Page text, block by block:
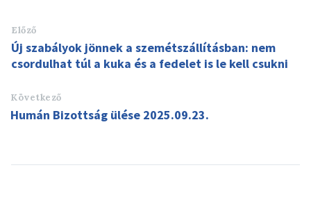
Előző
Új szabályok jönnek a szemétszállításban: nem
csordulhat túl a kuka és a fedelet is le kell csukni
Következő
Humán Bizottság ülése 2025.09.23.